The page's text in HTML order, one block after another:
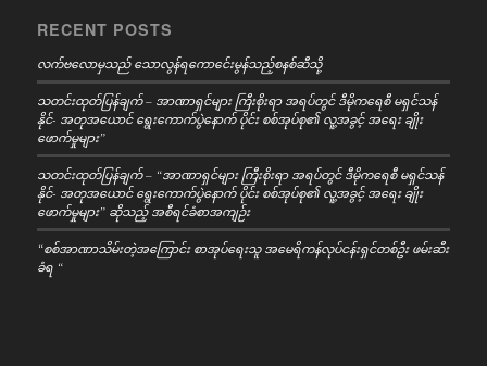
RECENT POSTS
လက်ဗလောမှသည် သောလွန်ရကောင်ေးမွန်သည့်စနစ်ဆီသို့
သတင်းထုတ်ပြန်ချက် – အာဏာရှင်များ ကြီးစိုးရာ အရပ်တွင် ဒီမိုကရေစီ မရှင်သန်
နိုင်- အတုအယောင် ရွေးကောက်ပွဲနောက် ပိုင်း စစ်အုပ်စု၏ လူ့အခွင့် အရေး ချိုး
ဖောက်မှုများ”
သတင်းထုတ်ပြန်ချက် – “အာဏာရှင်များ ကြီးစိုးရာ အရပ်တွင် ဒီမိုကရေစီ မရှင်သန်
နိုင်- အတုအယောင် ရွေးကောက်ပွဲနောက် ပိုင်း စစ်အုပ်စု၏ လူ့အခွင့် အရေး ချိုး
ဖောက်မှုများ” ဆိုသည့် အစီရင်ခံစာအကျဉ်း
“စစ်အာဏာသိမ်းတဲ့အကြောင်း စာအုပ်ရေးသူ အမေရိကန်လုပ်ငန်းရှင်တစ်ဦး ဖမ်းဆီး
ခံရ “